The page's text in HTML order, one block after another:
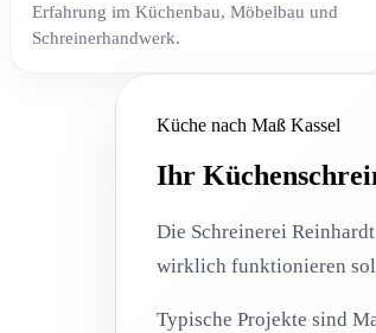
Erfahrung im Küchenbau, Möbelbau und
Schreinerhandwerk.
Küche nach Maß Kassel
Ihr
Die Schreinerei
wirklich funktionieren
Typische Projekte sind